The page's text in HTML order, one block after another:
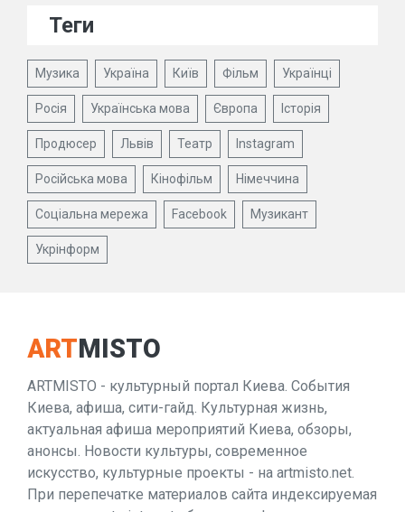
Теги
Музика Україна Київ Фільм Українці
Росія Українська мова Європа Історія
Продюсер Львів Театр Instagram
Російська мова Кінофільм Німеччина
Соціальна мережа Facebook Музикант
Укрінформ
ARTMISTO
ARTMISTO - культурный портал Киева. События
Киева, афиша, сити-гайд. Культурная жизнь,
актуальная афиша мероприятий Киева, обзоры,
анонсы. Новости культуры, современное
искусство, культурные проекты - на artmisto.net.
При перепечатке материалов сайта индексируемая